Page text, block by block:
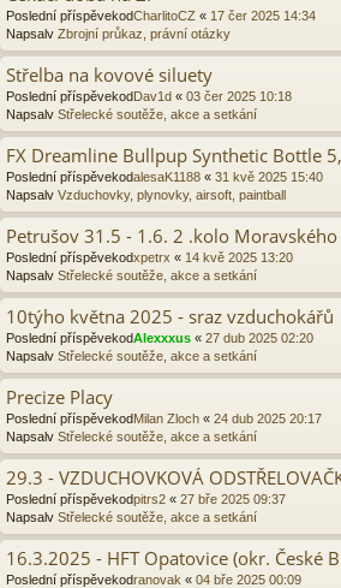
Poslední příspěvekodCharlitoCZ « 17 čer 2025 14:34
Napsalv Zbrojní průkaz, právní otázky
Střelba na kovové siluety
Poslední příspěvekodDav1d « 03 čer 2025 10:18
Napsalv Střelecké soutěže, akce a setkání
FX Dreamline Bullpup Synthetic Bottle
Poslední příspěvekodalesaK1188 « 31 kvě 2025 15:40
Napsalv Vzduchovky, plynovky, airsoft, paintball
Petrušov 31.5 - 1.6. 2 .kolo
Poslední příspěvekodxpetrx « 14 kvě 2025 13:20
Napsalv Střelecké soutěže, akce a setkání
10týho května 2025 - sraz vzduchokářů
Poslední příspěvekodAlexxxus « 27 dub 2025 02:20
Napsalv Střelecké soutěže, akce a setkání
Precize Placy
Poslední příspěvekodMilan Zloch « 24 dub 2025 20:17
Napsalv Střelecké soutěže, akce a setkání
29.3 - VZDUCHOVKOVÁ
Poslední příspěvekodpitrs2 « 27 bře 2025 09:37
Napsalv Střelecké soutěže, akce a setkání
16.3.2025 - HFT Opatovice (okr. České
Poslední příspěvekodranovak « 04 bře 2025 00:09